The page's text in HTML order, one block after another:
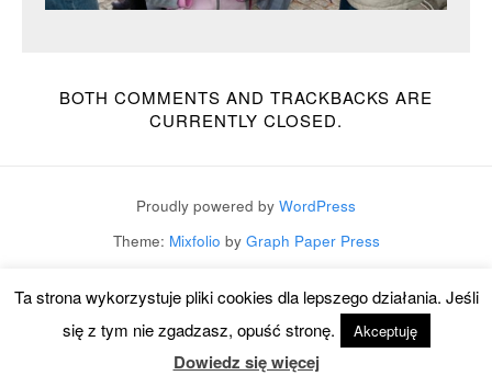
BOTH COMMENTS AND TRACKBACKS ARE
CURRENTLY CLOSED.
Proudly powered by WordPress
Theme: Mixfolio by Graph Paper Press
Ta strona wykorzystuje pliki cookies dla lepszego działania. Jeśli
się z tym nie zgadzasz, opuść stronę.
Akceptuję
Dowiedz się więcej